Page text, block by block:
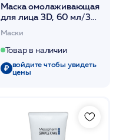
Маска омолаживающая
для лица 3D, 60 мл/3D
YOUTH MASK LEVEL
II/SKINCOUTURE*
Маски
Товар в наличии
войдите чтобы увидеть
цены